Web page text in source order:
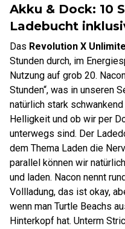
Akku & Dock: 10
Ladebucht
Das Revolution X
Stunden durch, im
Nutzung auf grob 20.
Stunden“, was in unseren
natürlich stark
Helligkeit und ob wir per
unterwegs sind. Der
dem Thema Laden die
parallel können wir
und laden. Nacon nennt
Vollladung, das ist okay,
wenn man Turtle Beachs
Hinterkopf hat. Unterm